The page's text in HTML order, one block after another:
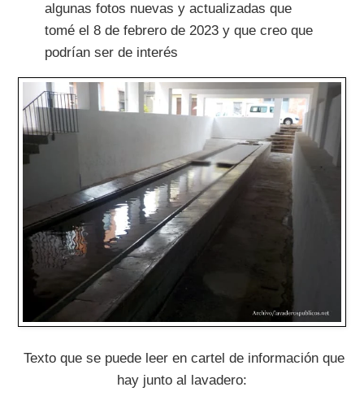
algunas fotos nuevas y actualizadas que
tomé el 8 de febrero de 2023 y que creo que
podrían ser de interés
Texto que se puede leer en cartel de información que
hay junto al lavadero: